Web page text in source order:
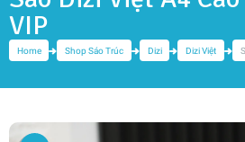
Home Shop Sáo Trúc Dizi Dizi Việt
VIP